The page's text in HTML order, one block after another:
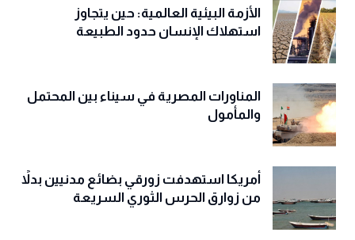
الأزمة البيئية العالمية: حين يتجاوز
استهلاك الإنسان حدود الطبيعة
المناورات المصرية في سيناء بين المحتمل
والمأمول
أمريكا استهدفت زورقي بضائع مدنيين بدلاً
من زوارق الحرس الثوري السريعة